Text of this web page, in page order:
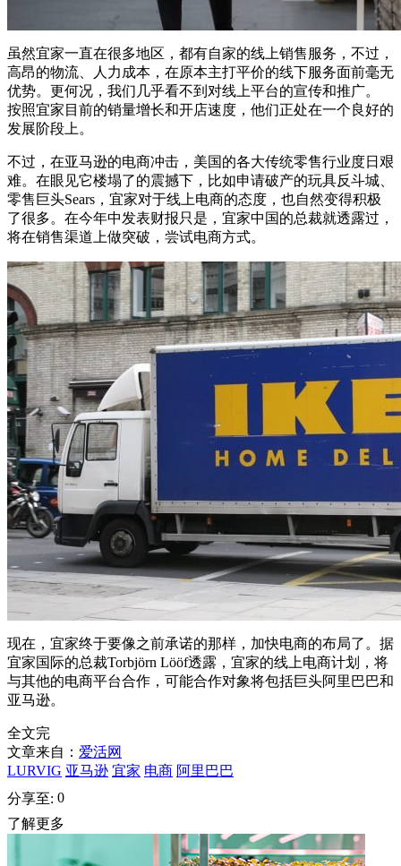
虽然宜家一直在很多地区，都有自家的线上销售服务，不过，
高昂的物流、人力成本，在原本主打平价的线下服务面前毫无
优势。更何况，我们几乎看不到对线上平台的宣传和推广。
按照宜家目前的销量增长和开店速度，他们正处在一个良好的
发展阶段上。
不过，在亚马逊的电商冲击，美国的各大传统零售行业度日艰
难。在眼见它楼塌了的震撼下，比如申请破产的玩具反斗城、
零售巨头Sears，宜家对于线上电商的态度，也自然变得积极
了很多。在今年中发表财报只是，宜家中国的总裁就透露过，
将在销售渠道上做突破，尝试电商方式。
现在，宜家终于要像之前承诺的那样，加快电商的布局了。据
宜家国际的总裁Torbjörn Lööf透露，宜家的线上电商计划，将
与其他的电商平台合作，可能合作对象将包括巨头阿里巴巴和
亚马逊。
全文完
文章来自： 爱活网
LURVIG 亚马逊 宜家 电商 阿里巴巴
分享至: 0
了解更多